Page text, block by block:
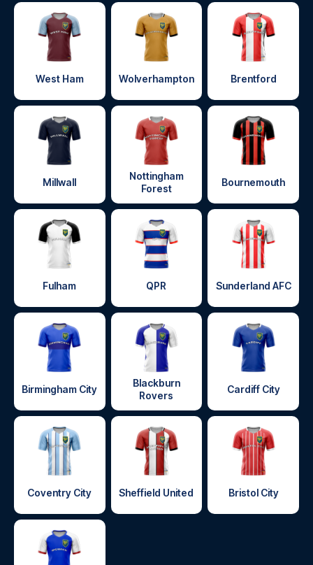
West Ham Wolverhampton Brentford
Millwall
Nottingham
Forest
Bournemouth
Fulham QPR Sunderland AFC
Birmingham City
Blackburn
Rovers
Cardiff City
Coventry City Sheffield United Bristol City